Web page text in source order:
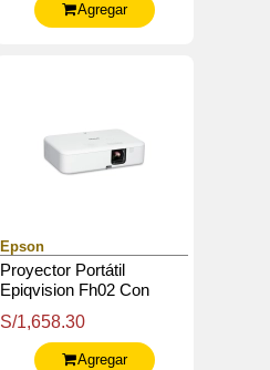
Agregar
Epson
Proyector Portátil
Epiqvision Fh02 Con
1080P De Hasta 300",
S/1,658.30
Agregar